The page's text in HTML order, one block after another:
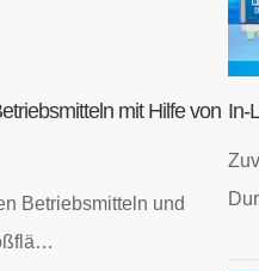
mit Hilfe von
Betriebsmitteln und
In-